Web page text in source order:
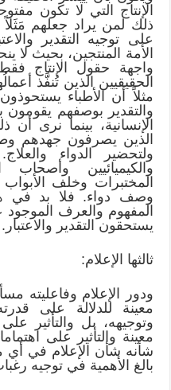
الإنتاج التي لا تكون
ذلك لمن يراد جعلهم
على توجيه التقدير
الأمة المنتجين، بحيث
واجهة حقول الإنتاج
الحقيقيين الذين تُنفَّذ
مثلاً أن الأطباء
والتقدير بوصفهم
الإنسانية، بينما نرى أن
الذين يصرفون جهدهم
ولتحضير الدواء
والكيميائيين
المختبرات وخلف
وصف دواء. فلا بد في
المفهوم والعرف
يستحقون التقدير والاعتبار.
ثالثها الإعلام:
ودور الإعلام وفاعليته
معينة للدلالة على
وتوجيهه، بل والتأثير
معينة والتأثير على
شأنه شأن الإعلام في
بالغ الأهمية في توجيه